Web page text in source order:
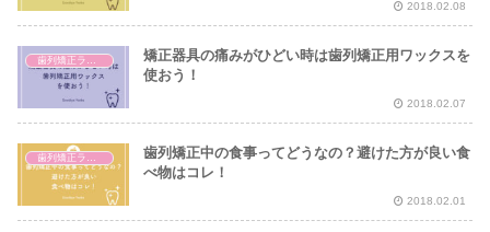
2018.02.08
歯列矯正ライフ
矯正器具の痛みがひどい時は歯列矯正用ワックスを
使おう！
2018.02.07
歯列矯正中の食事ってどうなの？避けた方が良い食
べ物はコレ！
2018.02.01